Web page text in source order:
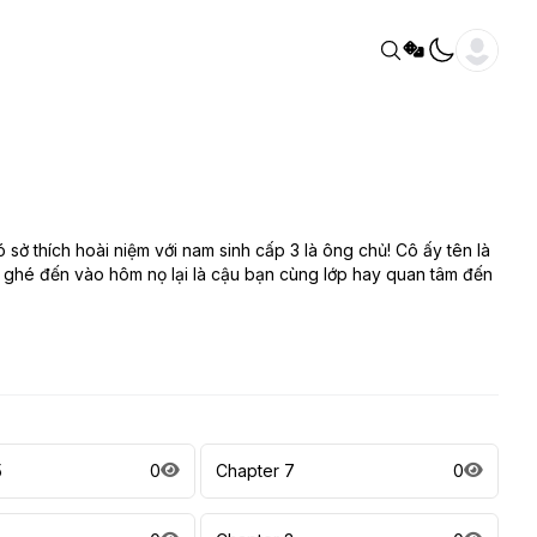
thích hoài niệm với nam sinh cấp 3 là ông chủ! Cô ấy tên là
đến vào hôm nọ lại là cậu bạn cùng lớp hay quan tâm đến
0 Chapter 7 0